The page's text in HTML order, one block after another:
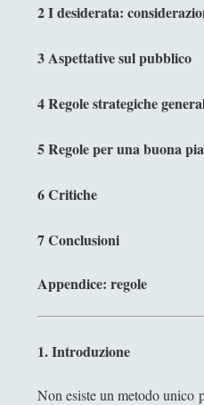
2 I desiderata:
3 Aspettative sul pubblico
4 Regole strategiche
5 Regole per una buona
6 Critiche
7 Conclusioni
Appendice: regole
1. Introduzione
Non esiste un metodo unico